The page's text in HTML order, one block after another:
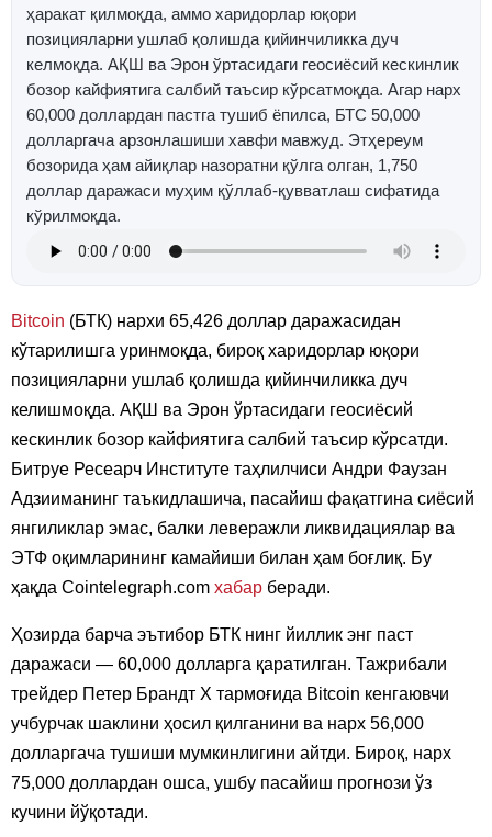
ҳаракат қилмоқда, аммо харидорлар юқори
позицияларни ушлаб қолишда қийинчиликка дуч
келмоқда. АҚШ ва Эрон ўртасидаги геосиёсий кескинлик
бозор кайфиятига салбий таъсир кўрсатмоқда. Агар нарх
60,000 доллардан пастга тушиб ёпилса, БТC 50,000
долларгача арзонлашиши хавфи мавжуд. Этҳереум
бозорида ҳам айиқлар назоратни қўлга олган, 1,750
доллар даражаси муҳим қўллаб-қувватлаш сифатида
кўрилмоқда.
Bitcoin (БТК) нархи 65,426 доллар даражасидан
кўтарилишга уринмоқда, бироқ харидорлар юқори
позицияларни ушлаб қолишда қийинчиликка дуч
келишмоқда. АҚШ ва Эрон ўртасидаги геосиёсий
кескинлик бозор кайфиятига салбий таъсир кўрсатди.
Битруе Ресеарч Институте таҳлилчиси Андри Фаузан
Адзииманинг таъкидлашича, пасайиш фақатгина сиёсий
янгиликлар эмас, балки леверажли ликвидациялар ва
ЭТФ оқимларининг камайиши билан ҳам боғлиқ. Бу
ҳақда Cointelegraph.com хабар беради.
Ҳозирда барча эътибор БТК нинг йиллик энг паст
даражаси — 60,000 долларга қаратилган. Тажрибали
трейдер Петер Брандт Х тармоғида Bitcoin кенгаювчи
учбурчак шаклини ҳосил қилганини ва нарх 56,000
долларгача тушиши мумкинлигини айтди. Бироқ, нарх
75,000 доллардан ошса, ушбу пасайиш прогнози ўз
кучини йўқотади.